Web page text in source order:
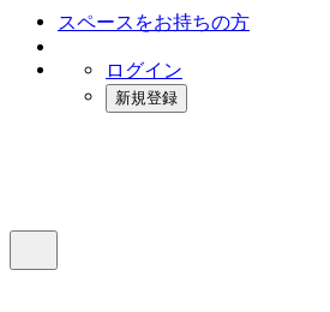
スペースをお持ちの方
ログイン
新規登録